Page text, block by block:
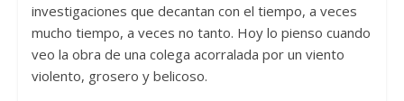
investigaciones que decantan con el tiempo, a veces
mucho tiempo, a veces no tanto. Hoy lo pienso cuando
veo la obra de una colega acorralada por un viento
violento, grosero y belicoso.